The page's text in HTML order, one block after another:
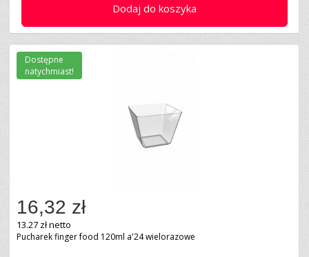
Dodaj do koszyka
16,32 zł
13.27 zł netto
Pucharek finger food 120ml a'24 wielorazowe
Dostępne
natychmiast!